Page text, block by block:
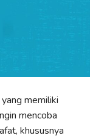
memiliki
mencoba
khususnya